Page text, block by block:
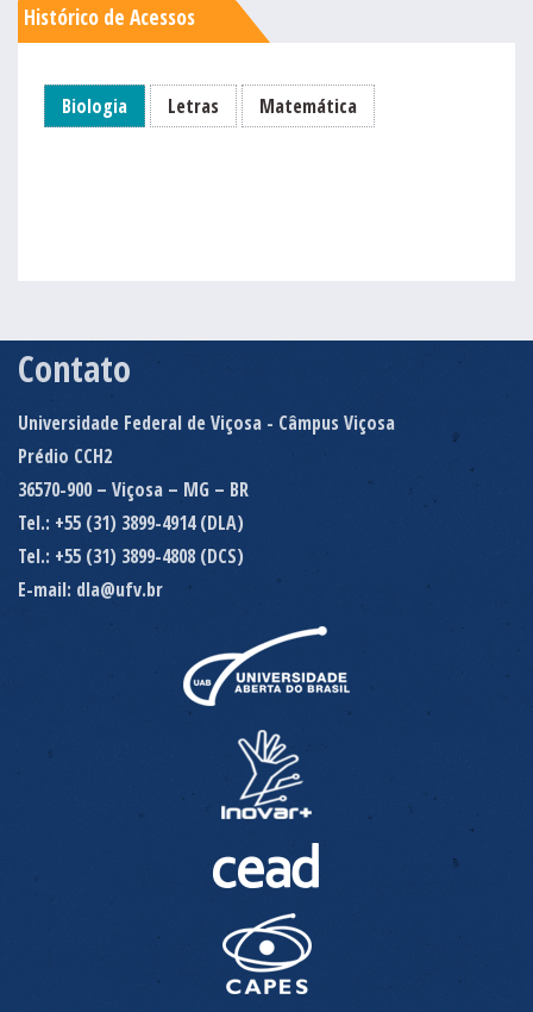
Histórico de Acessos
Biologia Letras Matemática
Contato
Universidade Federal de Viçosa - Câmpus Viçosa
Prédio CCH2
36570-900 – Viçosa – MG – BR
Tel.: +55 (31) 3899-4914 (DLA)
Tel.: +55 (31) 3899-4808 (DCS)
E-mail: dla@ufv.br